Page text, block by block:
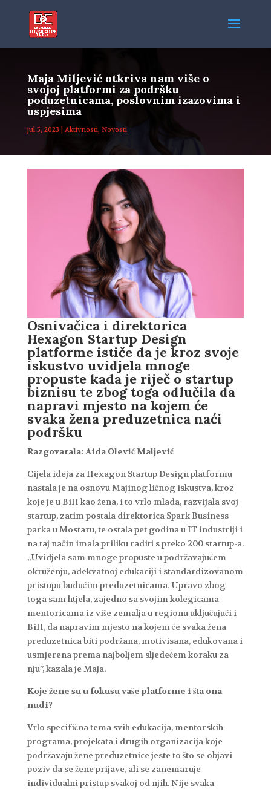
Maja Miljević otkriva nam više o
svojoj platformi za podršku
poduzetnicama, poslovnim izazovima i
uspjesima
jul 5, 2023 Aktivnosti, Novosti
Osnivačica i direktorica
Hexagon Startup Design
platforme ističe da je kroz svoje
iskustvo uvidjela mnoge
propuste kada je riječ o startup
biznisu te zbog toga odlučila da
napravi mjesto na kojem će
svaka žena preduzetnica naći
podršku
Razgovarala: Aida Olević Maljević
Cijela ideja za Hexagon Startup Design platformu
nastala je na osnovu Majinog ličnog iskustva, kroz
koje je u BiH kao žena, i to vrlo mlada, razvijala svoj
startup, zatim postala direktorica Spark Business
parka u Mostaru, te ostala pet godina u IT industriji i
na taj način imala priliku raditi s preko 200 startup-a.
„Uvidjela sam mnoge propuste u podržavajućem
okruženju, adekvatnoj edukaciji i standardizovanom
pristupu budućim preduzetnicama. Upravo zbog
toga sam htjela, zajedno sa svojim kolegicama
mentoricama iz više zemalja u regionu uključujući i
BiH, da napravim mjesto na kojem će svaka žena
preduzetnica biti podržana, motivisana, edukovana i
usmjerena prema najboljem sljedećem koraku za
nju”, kazala je Maja.
Koje žene su u fokusu vaše platforme i šta ona
nudi?
Vrlo specifična tema svih edukacija, mentorskih
programa, projekata i drugih organizacija koje
podržavaju žene preduzetnice jeste to što se objavi
poziv da se žene prijave, ali se zanemaruje
individualni pristup svakoj od njih. Nije svaka